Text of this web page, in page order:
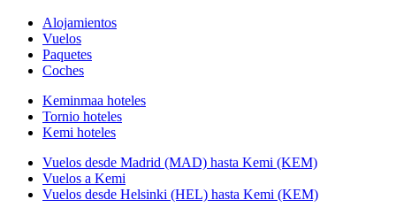
Alojamientos
Vuelos
Paquetes
Coches
Keminmaa hoteles
Tornio hoteles
Kemi hoteles
Vuelos desde Madrid (MAD) hasta Kemi (KEM)
Vuelos a Kemi
Vuelos desde Helsinki (HEL) hasta Kemi (KEM)